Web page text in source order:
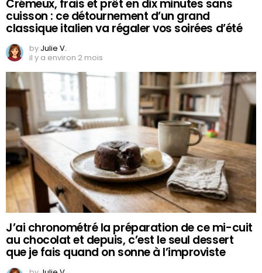
Crémeux, frais et prêt en dix minutes sans
cuisson : ce détournement d’un grand
classique italien va régaler vos soirées d’été
by Julie V.
il y a environ 2 mois
J’ai chronométré la préparation de ce mi-cuit
au chocolat et depuis, c’est le seul dessert
que je fais quand on sonne à l’improviste